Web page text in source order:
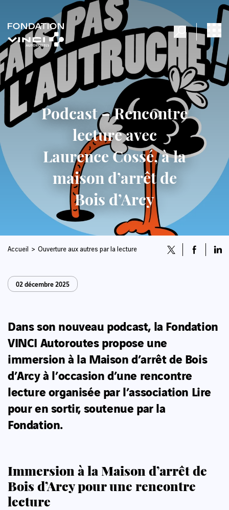
Podcast – Rencontre
lecture avec
Laurence Cossé, à la
maison d’arrêt de
Bois d’Arcy
Accueil Ouverture aux autres par la lecture
02 décembre 2025
Dans son nouveau podcast, la Fondation
VINCI Autoroutes propose une
immersion à la Maison d’arrêt de Bois
d’Arcy à l’occasion d’une rencontre
lecture organisée par l’association Lire
pour en sortir, soutenue par la
Fondation.
Immersion à la Maison d’arrêt de
Bois d’Arcy pour une rencontre
lecture